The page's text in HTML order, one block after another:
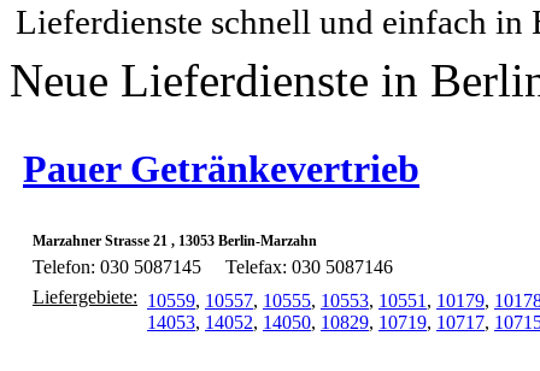
Lieferdienste schnell und einfach
Neue Lieferdienste in
Pauer Getränkevertrieb
Marzahner Strasse 21 , 13053 Berlin-Marzahn
Telefon: 030 5087145
Telefax: 030 5087146
Liefergebiete: 10559, 10557, 10555, 10553, 10551 , 10179,
14053, 14052, 14050, 10829, 10719, 10717,